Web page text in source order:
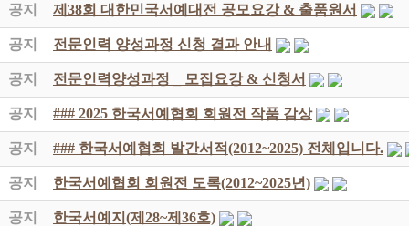
공지 제38회 대한민국서예대전 공모요강 & 출품원서
공지 전문인력 양성과정 신청 결과 안내
공지 전문인력양성과정 _ 모집요강 & 신청서
공지 ### 2025 한국서예협회 회원전 작품 감상
공지 ### 한국서예협회 발간서적(2012~2025) 전체입니다.
공지 한국서예협회 회원전 도록(2012~2025년)
공지 한국서예지(제28~제36호)